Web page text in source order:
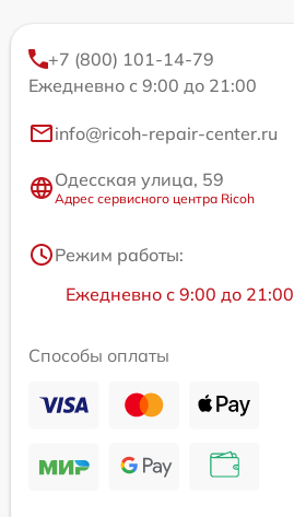
+7 (800) 101-14-79
Ежедневно с 9:00 до 21:00
info@ricoh-repair-center.ru
Одесская улица, 59
Адрес сервисного центра Ricoh
Режим работы:
Ежедневно с 9:00 до 21:00
Способы оплаты